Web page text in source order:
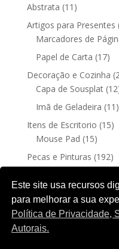
Abstrata 11 11
produtos
Artigos para Presentes
Marcadores de
Papel de Carta 1717
Decoração e Cozinha
Capa de Sousplat 12
Imã de Geladeira 11 11
Itens de Escritorio 1515
Mouse Pad 1515
Pecas e Pinturas 192192
192
produtos
Posters sem
Quadro Decorativo
Este site usa recursos
para melhorar a sua
Política de Privacidade,
Autorais.